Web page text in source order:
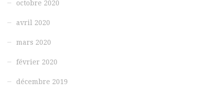
octobre 2020
avril 2020
mars 2020
février 2020
décembre 2019